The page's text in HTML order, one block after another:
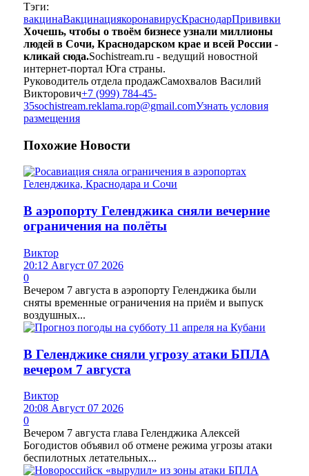
Тэги:
вакцинаВакцинациякоронавирусКраснодарПрививки
Хочешь, чтобы о твоём бизнесе узнали миллионы
людей в Сочи, Краснодарском крае и всей России -
кликай сюда.Sochistream.ru - ведущий новостной
интернет-портал Юга страны.
Руководитель отдела продажСамохвалов Василий
Викторович+7 (999) 784-45-
35sochistream.reklama.rop@gmail.comУзнать условия
размещения
Похожие Новости
В аэропорту Геленджика сняли вечерние
ограничения на полёты
Виктор
20:12 Август 07 2026
0
Вечером 7 августа в аэропорту Геленджика были
сняты временные ограничения на приём и выпуск
воздушных...
В Геленджике сняли угрозу атаки БПЛА
вечером 7 августа
Виктор
20:08 Август 07 2026
0
Вечером 7 августа глава Геленджика Алексей
Богодистов объявил об отмене режима угрозы атаки
беспилотных летательных...